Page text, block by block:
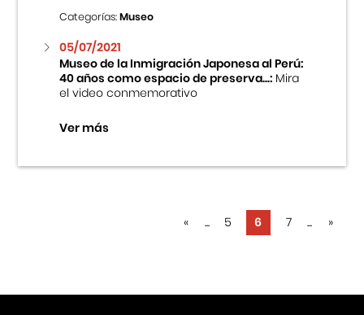
Categorías:Museo
05/07/2021
Museo de la Inmigración Japonesa al Perú:
40 años como espacio de preserva...:Mira
el video conmemorativo
Ver más
« ... 5 6 7 ... »